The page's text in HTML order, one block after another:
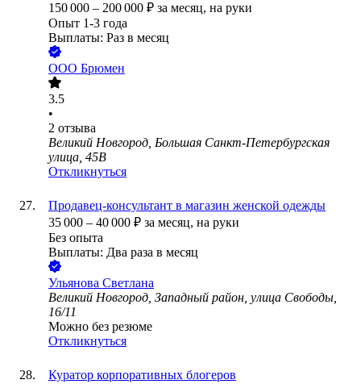
150 000 – 200 000 ₽ за месяц, на руки
Опыт 1-3 года
Выплаты: Раз в месяц
ООО Брюмен
3.5
•
2 отзыва
Великий Новгород, Большая Санкт-Петербургская
улица, 45В
Откликнуться
Продавец-консультант в магазин женской одежды
35 000 – 40 000 ₽ за месяц, на руки
Без опыта
Выплаты: Два раза в месяц
Ульянова Светлана
Великий Новгород, Западный район, улица Свободы,
16/11
Можно без резюме
Откликнуться
Куратор корпоративных блогеров